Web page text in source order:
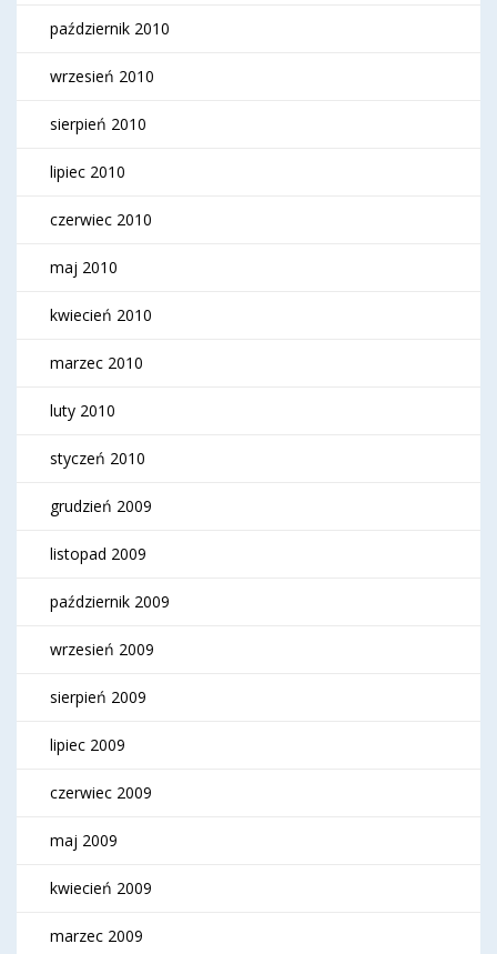
październik 2010
wrzesień 2010
sierpień 2010
lipiec 2010
czerwiec 2010
maj 2010
kwiecień 2010
marzec 2010
luty 2010
styczeń 2010
grudzień 2009
listopad 2009
październik 2009
wrzesień 2009
sierpień 2009
lipiec 2009
czerwiec 2009
maj 2009
kwiecień 2009
marzec 2009